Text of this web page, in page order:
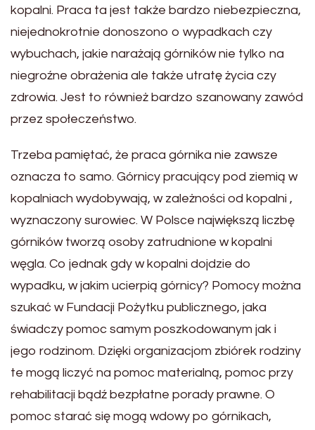
kopalni. Praca ta jest także bardzo niebezpieczna,
niejednokrotnie donoszono o wypadkach czy
wybuchach, jakie narażają górników nie tylko na
niegroźne obrażenia ale także utratę życia czy
zdrowia. Jest to również bardzo szanowany zawód
przez społeczeństwo.
Trzeba pamiętać, że praca górnika nie zawsze
oznacza to samo. Górnicy pracujący pod ziemią w
kopalniach wydobywają, w zależności od kopalni ,
wyznaczony surowiec. W Polsce największą liczbę
górników tworzą osoby zatrudnione w kopalni
węgla. Co jednak gdy w kopalni dojdzie do
wypadku, w jakim ucierpią górnicy? Pomocy można
szukać w Fundacji Pożytku publicznego, jaka
świadczy pomoc samym poszkodowanym jak i
jego rodzinom. Dzięki organizacjom zbiórek rodziny
te mogą liczyć na pomoc materialną, pomoc przy
rehabilitacji bądź bezpłatne porady prawne. O
pomoc starać się mogą wdowy po górnikach,